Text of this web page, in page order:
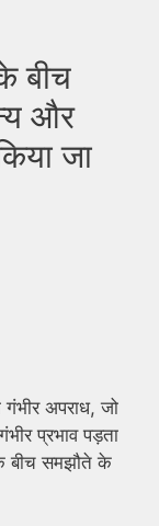
बीच
और
जा
अपराध, जो
प्रभाव पड़ता
बीच समझौते के